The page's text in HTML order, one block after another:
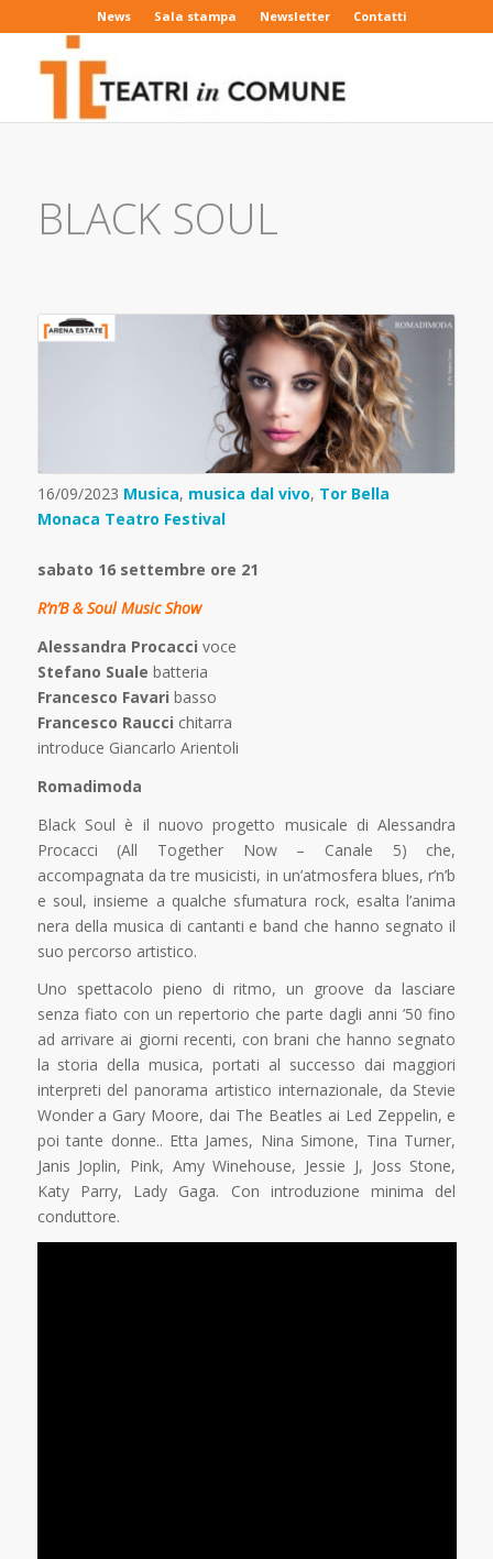
News Sala stampa Newsletter Contatti
BLACK SOUL
16/09/2023 Musica, musica dal vivo, Tor Bella
Monaca Teatro Festival
sabato 16 settembre ore 21
R’n’B & Soul Music Show
Alessandra Procacci voce
Stefano Suale batteria
Francesco Favari basso
Francesco Raucci chitarra
introduce Giancarlo Arientoli
Romadimoda
Black Soul è il nuovo progetto musicale di Alessandra
Procacci (All Together Now – Canale 5) che,
accompagnata da tre musicisti, in un’atmosfera blues, r’n’b
e soul, insieme a qualche sfumatura rock, esalta l’anima
nera della musica di cantanti e band che hanno segnato il
suo percorso artistico.
Uno spettacolo pieno di ritmo, un groove da lasciare
senza fiato con un repertorio che parte dagli anni ’50 fino
ad arrivare ai giorni recenti, con brani che hanno segnato
la storia della musica, portati al successo dai maggiori
interpreti del panorama artistico internazionale, da Stevie
Wonder a Gary Moore, dai The Beatles ai Led Zeppelin, e
poi tante donne.. Etta James, Nina Simone, Tina Turner,
Janis Joplin, Pink, Amy Winehouse, Jessie J, Joss Stone,
Katy Parry, Lady Gaga. Con introduzione minima del
conduttore.